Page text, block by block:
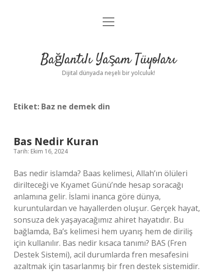
Anasayfa
Yasal Uyarı
menüyü
Bağlantılı Yaşam Tüyoları
Dijital dünyada neşeli bir yolculuk!
Etiket: Baz ne demek din
Bas Nedir Kuran
Tarih: Ekim 16, 2024
Bas nedir islamda? Baas kelimesi, Allah’ın ölüleri
dirilteceği ve Kıyamet Günü’nde hesap soracağı
anlamına gelir. İslami inanca göre dünya,
kuruntulardan ve hayallerden oluşur. Gerçek hayat,
sonsuza dek yaşayacağımız ahiret hayatıdır. Bu
bağlamda, Ba’s kelimesi hem uyanış hem de diriliş
için kullanılır. Bas nedir kısaca tanımı? BAS (Fren
Destek Sistemi), acil durumlarda fren mesafesini
azaltmak için tasarlanmış bir fren destek sistemidir.